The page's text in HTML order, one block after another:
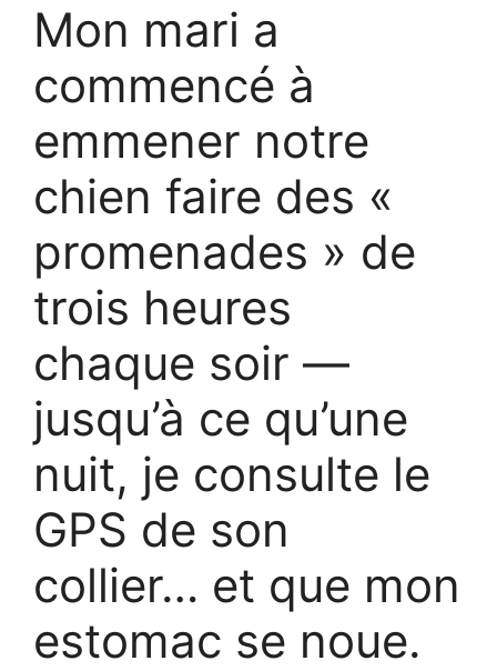
Mon mari a
commencé à
emmener notre
chien faire des «
promenades » de
trois heures
chaque soir —
jusqu’à ce qu’une
nuit, je consulte le
GPS de son
collier… et que mon
estomac se noue.